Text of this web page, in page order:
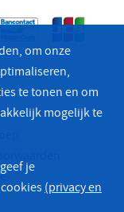
om onze
te tonen en om
mogelijk te
je
(privacy en